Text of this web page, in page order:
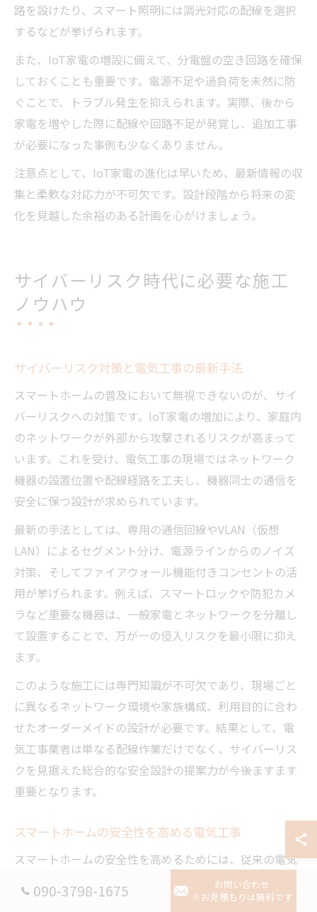
路を設けたり、スマート照明には調光対応の配線を選択
するなどが挙げられます。
また、IoT家電の増設に備えて、分電盤の空き回路を確保
しておくことも重要です。電源不足や過負荷を未然に防
ぐことで、トラブル発生を抑えられます。実際、後から
家電を増やした際に配線や回路不足が発覚し、追加工事
が必要になった事例も少なくありません。
注意点として、IoT家電の進化は早いため、最新情報の収
集と柔軟な対応力が不可欠です。設計段階から将来の変
化を見越した余裕のある計画を心がけましょう。
サイバーリスク時代に必要な施工
ノウハウ
サイバーリスク対策と電気工事の最新手法
スマートホームの普及において無視できないのが、サイ
バーリスクへの対策です。IoT家電の増加により、家庭内
のネットワークが外部から攻撃されるリスクが高まって
います。これを受け、電気工事の現場ではネットワーク
機器の設置位置や配線経路を工夫し、機器同士の通信を
安全に保つ設計が求められています。
最新の手法としては、専用の通信回線やVLAN（仮想
LAN）によるセグメント分け、電源ラインからのノイズ
対策、そしてファイアウォール機能付きコンセントの活
用が挙げられます。例えば、スマートロックや防犯カメ
ラなど重要な機器は、一般家電とネットワークを分離し
て設置することで、万が一の侵入リスクを最小限に抑え
ます。
このような施工には専門知識が不可欠であり、現場ごと
に異なるネットワーク環境や家族構成、利用目的に合わ
せたオーダーメイドの設計が必要です。結果として、電
気工事業者は単なる配線作業だけでなく、サイバーリス
クを見据えた総合的な安全設計の提案力が今後ますます
重要となります。
スマートホームの安全性を高める電気工事
スマートホームの安全性を高めるためには、従来の電気
工事に加え、IoT機器と住環境の連携を意識した設計が
不可欠です。例えば、分電盤から各部屋への配線を最適
090-3798-1675
お問い合わせ
※お見積もりは無料です